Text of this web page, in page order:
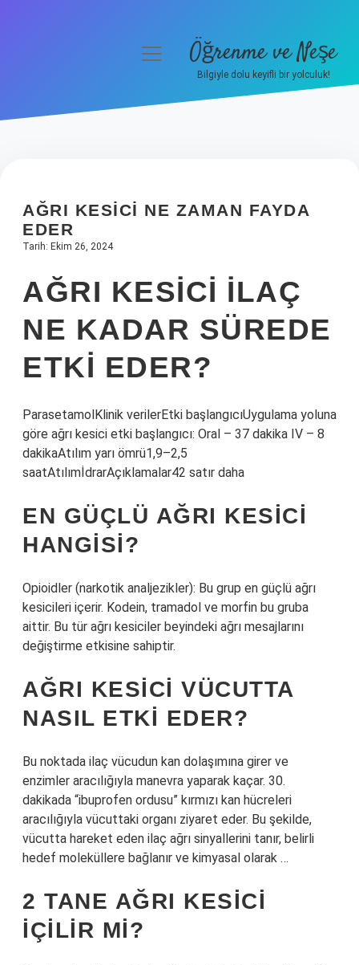
Hakkımızda
menüyüÖğrenme ve Neşe
Bilgiyle dolu keyifli bir yolculuk!
AĞRI KESICI NE ZAMAN FAYDA
EDER
Tarih: Ekim 26, 2024
AĞRI KESICI ILAÇ
NE KADAR SÜREDE
ETKI EDER?
ParasetamolKlinik verilerEtki başlangıcıUygulama yoluna
göre ağrı kesici etki başlangıcı: Oral – 37 dakika IV – 8
dakikaAtılım yarı ömrü1,9–2,5
saatAtılımİdrarAçıklamalar42 satır daha
EN GÜÇLÜ AĞRI KESICI
HANGISI?
Opioidler (narkotik analjezikler): Bu grup en güçlü ağrı
kesicileri içerir. Kodein, tramadol ve morfin bu gruba
aittir. Bu tür ağrı kesiciler beyindeki ağrı mesajlarını
değiştirme etkisine sahiptir.
AĞRI KESICI VÜCUTTA
NASIL ETKI EDER?
Bu noktada ilaç vücudun kan dolaşımına girer ve
enzimler aracılığıyla manevra yaparak kaçar. 30.
dakikada “ibuprofen ordusu” kırmızı kan hücreleri
aracılığıyla vücuttaki organı ziyaret eder. Bu şekilde,
vücutta hareket eden ilaç ağrı sinyallerini tanır, belirli
hedef moleküllere bağlanır ve kimyasal olarak …
2 TANE AĞRI KESICI
IÇILIR MI?